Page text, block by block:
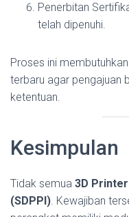
Penerbitan
telah dipenuhi.
Proses ini
terbaru agar pengajuan
ketentuan.
Kesimpulan
Tidak semua 3D Printer
(SDPPI). Kewajiban